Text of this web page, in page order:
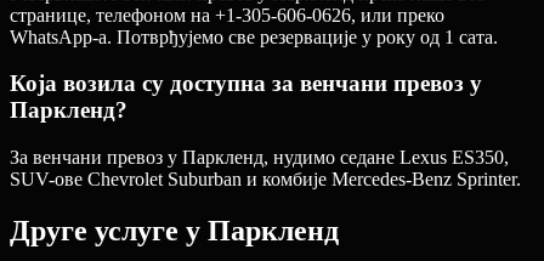
странице, телефоном на +1-305-606-0626, или преко
WhatsApp-а. Потврђујемо све резервације у року од 1 сата.
Која возила су доступна за венчани превоз у
Паркленд?
За венчани превоз у Паркленд, нудимо седане Lexus ES350,
SUV-ове Chevrolet Suburban и комбије Mercedes-Benz Sprinter.
Друге услуге у Паркленд